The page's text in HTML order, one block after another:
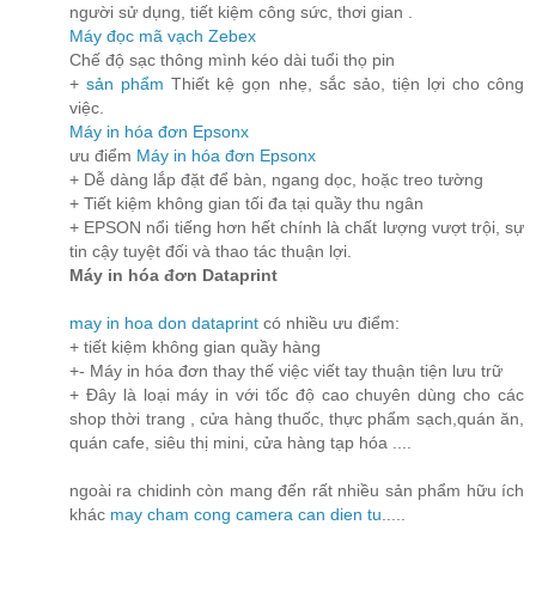
người sử dụng, tiết kiệm công sức, thơi gian .
Máy đọc mã vạch Zebex
Chế độ sạc thông mình kéo dài tuổi thọ pin
+sản phẩmThiết kệ gọn nhẹ, sắc sảo, tiện lợi cho công
việc.
Máy in hóa đơn Epsonx
ưu điểm Máy in hóa đơn Epsonx
+ Dễ dàng lắp đặt để bàn, ngang dọc, hoặc treo tường
+ Tiết kiệm không gian tối đa tại quầy thu ngân
+ EPSON nổi tiếng hơn hết chính là chất lượng vượt trội, sự
tin cậy tuyệt đối và thao tác thuận lợi.
Máy in hóa đơn Dataprint
may in hoa don dataprint có nhiều ưu điểm:
+ tiết kiệm không gian quầy hàng
+- Máy in hóa đơn thay thế việc viết tay thuận tiện lưu trữ
+ Đây là loại máy in với tốc độ cao chuyên dùng cho các
shop thời trang , cửa hàng thuốc, thực phẩm sạch,quán ăn,
quán cafe, siêu thị mini, cửa hàng tạp hóa ....
ngoài ra chidinh còn mang đến rất nhiều sản phẩm hữu ích
khác may cham cong camera can dien tu